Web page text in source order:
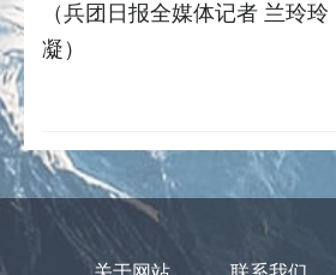
（兵团日报全媒体记者 兰玲
凝）